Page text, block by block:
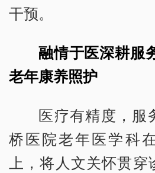
干预。
融情于医深耕服
老年康养照护
医疗有精度，服
桥医院老年医学科
上，将人文关怀贯